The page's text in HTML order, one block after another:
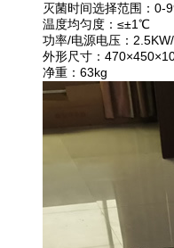
灭菌时间选择范围：0-
温度均匀度：≤±1℃
功率/电源电压：
外形尺寸：
净重：63kg